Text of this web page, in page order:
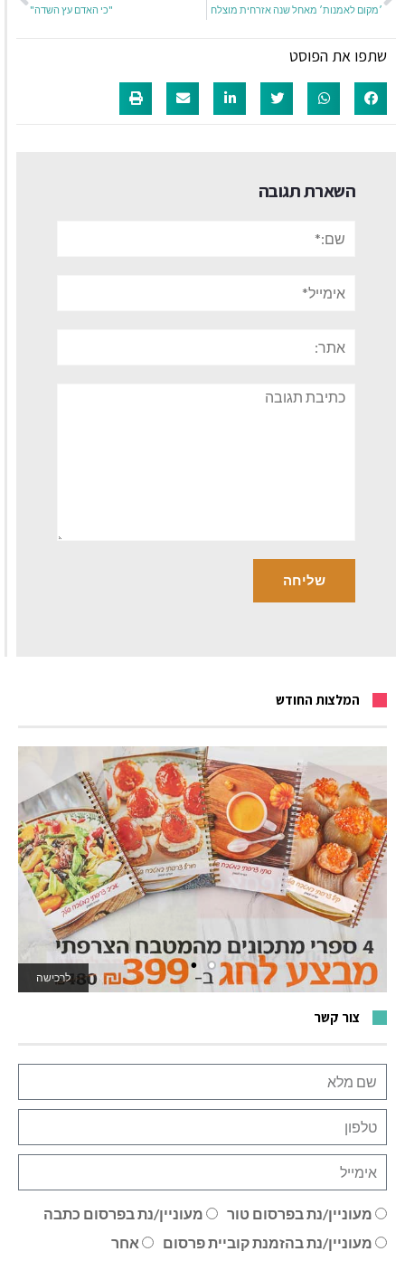
׳מקום לאמנות׳ מאחל שנה אזרחית מוצלח "כי האדם עץ השדה"
שתפו את הפוסט
השארת תגובה
תגובה
המלצות החודש
לרכישה
לאתר המשחקים
צור קשר
מעוניין/נת בפרסום טור
מעוניין/נת בפרסום כתבה
מעוניין/נת בהזמנת קוביית פרסום
אחר